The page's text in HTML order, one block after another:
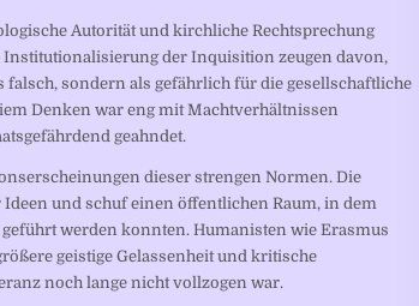
Autorität und kirchliche Rechtsprechung
der Inquisition zeugen davon,
sondern als gefährlich für die gesellschaftliche
Denken war eng mit Machtverhältnissen
geahndet.
dieser strengen Normen. Die
und schuf einen öffentlichen Raum, in dem
werden konnten. Humanisten wie Erasmus
geistige Gelassenheit und kritische
noch lange nicht vollzogen war.